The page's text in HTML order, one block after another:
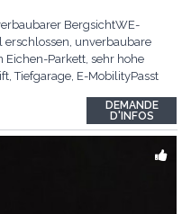
BergsichtWE-
erschlossen, unverbaubare
Eichen-Parkett, sehr hohe
Tiefgarage, E-MobilityPasst
sonnig und kompromisslos
...
DEMANDE
D'INFOS